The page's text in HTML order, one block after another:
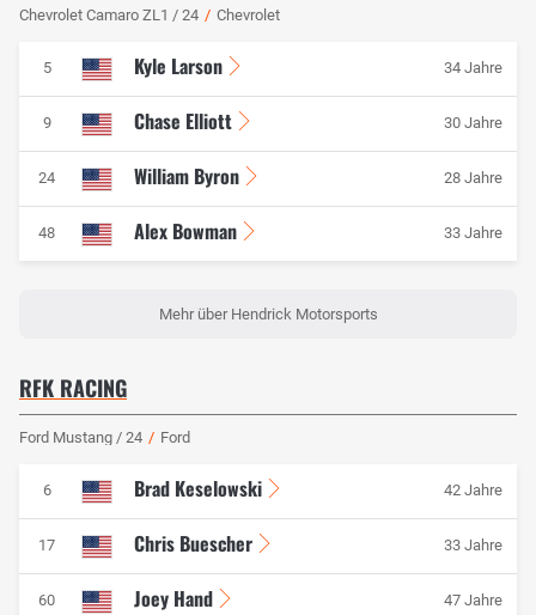
Chevrolet Camaro ZL1 / 24 / Chevrolet
5 Kyle Larson 34 Jahre
9 Chase Elliott 30 Jahre
24 William Byron 28 Jahre
48 Alex Bowman 33 Jahre
Mehr über Hendrick Motorsports
RFK RACING
Ford Mustang / 24 / Ford
6 Brad Keselowski 42 Jahre
17 Chris Buescher 33 Jahre
60 Joey Hand 47 Jahre